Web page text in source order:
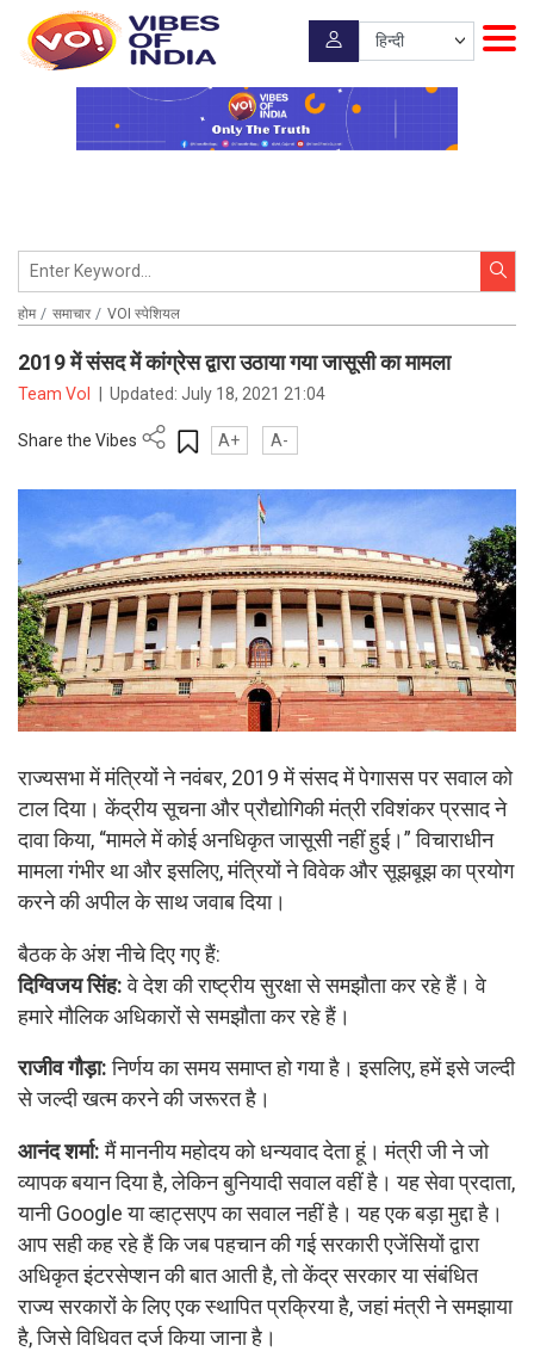
होम समाचार VOI स्पेशियल
2019 में संसद में कांग्रेस द्वारा उठाया गया जासूसी का मामला
Team VoI Updated:July 18, 2021 21:04
Share the Vibes A+ A-
राज्यसभा में मंत्रियों ने नवंबर, 2019 में संसद में पेगासस पर सवाल को
टाल दिया। केंद्रीय सूचना और प्रौद्योगिकी मंत्री रविशंकर प्रसाद ने
दावा किया, “मामले में कोई अनधिकृत जासूसी नहीं हुई।” विचाराधीन
मामला गंभीर था और इसलिए, मंत्रियों ने विवेक और सूझबूझ का प्रयोग
करने की अपील के साथ जवाब दिया।
बैठक के अंश नीचे दिए गए हैं:
दिग्विजय सिंह: वे देश की राष्ट्रीय सुरक्षा से समझौता कर रहे हैं। वे
हमारे मौलिक अधिकारों से समझौता कर रहे हैं।
राजीव गौड़ा: निर्णय का समय समाप्त हो गया है। इसलिए, हमें इसे जल्दी
से जल्दी खत्म करने की जरूरत है।
आनंद शर्मा:मैं माननीय महोदय को धन्यवाद देता हूं। मंत्री जी ने जो
व्यापक बयान दिया है, लेकिन बुनियादी सवाल वहीं है। यह सेवा प्रदाता,
यानी Google या व्हाट्सएप का सवाल नहीं है। यह एक बड़ा मुद्दा है।
आप सही कह रहे हैं कि जब पहचान की गई सरकारी एजेंसियों द्वारा
अधिकृत इंटरसेप्शन की बात आती है, तो केंद्र सरकार या संबंधित
राज्य सरकारों के लिए एक स्थापित प्रक्रिया है, जहां मंत्री ने समझाया
है, जिसे विधिवत दर्ज किया जाना है।